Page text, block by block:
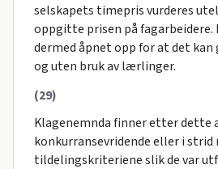
selskapets timepris vurderes
oppgitte prisen på fagarbeidere.
dermed åpnet opp for at det kan
og uten bruk av lærlinger.
(29)
Klagenemnda finner etter dette
konkurransevridende eller i strid
tildelingskriteriene slik de var